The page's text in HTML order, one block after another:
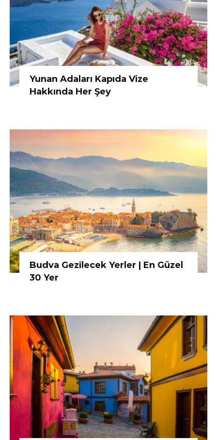
Yunan Adaları Kapıda Vize
Hakkında Her Şey
Budva Gezilecek Yerler | En Güzel
30 Yer